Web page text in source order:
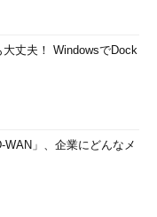
丈夫！ WindowsでDock
WAN」、企業にどんなメ